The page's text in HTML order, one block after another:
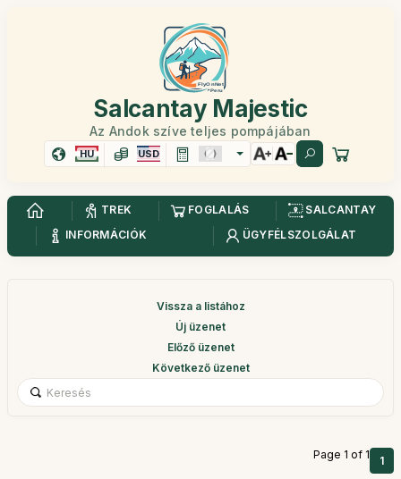
Salcantay Majestic
Az Andok szíve teljes pompájában
HU USD
TREK FOGLALÁS
SALCANTAY
INFORMÁCIÓK
ÜGYFÉLSZOLGÁLAT
Vissza a listához
Új üzenet
Előző üzenet
Következő üzenet
Page 1 of 1 1